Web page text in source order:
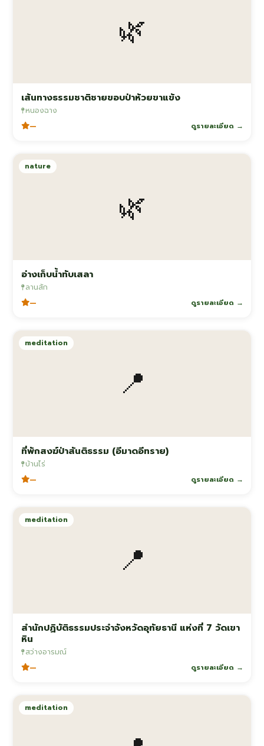
🌿
เส้นทางธรรมชาติชายขอบป่าห้วยขาแข้ง
หนองฉาง
— ดูรายละเอียด →
🌿
nature
อ่างเก็บน้ำทับเสลา
ลานสัก
— ดูรายละเอียด →
📍
meditation
ที่พักสงฆ์ป่าสันติธรรม (อีมาดอีทราย)
บ้านไร่
— ดูรายละเอียด →
📍
meditation
สำนักปฏิบัติธรรมประจำจังหวัดอุทัยธานี แห่งที่ 7 วัดเขา
หิน
สว่างอารมณ์
— ดูรายละเอียด →
meditation